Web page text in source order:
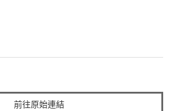
前往原始連結